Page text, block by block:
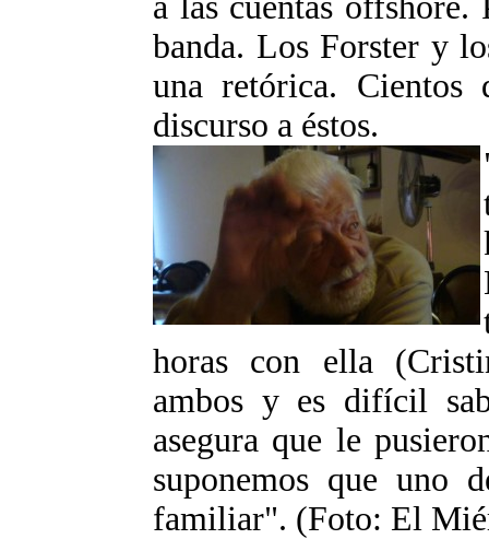
banda. Los Forster y
una retórica. Cientos
discurso a éstos.
horas con ella
ambos y es difícil
asegura que le
suponemos que uno
familiar". (Foto: El